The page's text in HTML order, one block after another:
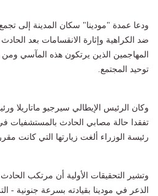
ودعا عمدة "مودينا" سكان المدينة إلى
ضد الكراهية وإثارة الانقسامات بعد
المهاجمين الذين يرتكون هذه المآسي ومن
توحيد المجتمع.
وكان الرئيس الإيطالي سيرجيو ماتاريلا
تفقدا حالة مصابي الحادث بالمستشفيات في
رئيسة الوزراء ألغت زيارتها التي كانت
وتشير التحقيقات الأولية أن مرتكب
الذعر في مودينا بقيادته بسرعة جنونية